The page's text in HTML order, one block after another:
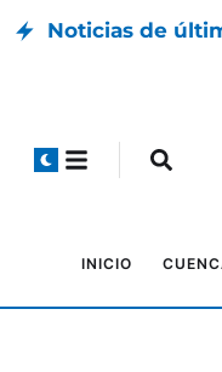
Noticias de
INICIO